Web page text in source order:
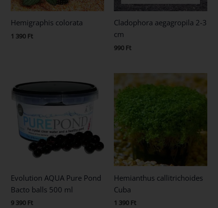
Hemigraphis colorata
1 390 Ft
Cladophora aegagropila 2-3
cm
990 Ft
Evolution AQUA Pure Pond
Bacto balls 500 ml
9 390 Ft
Hemianthus callitrichoides
Cuba
1 390 Ft